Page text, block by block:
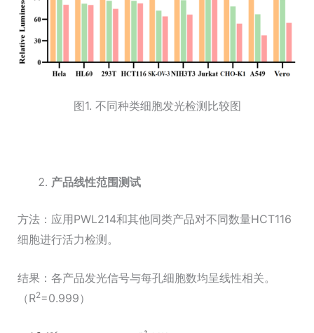
图1. 不同种类细胞发光检测比较图
产品线性范围测试
方法：应用PWL214和其他同类产品对不同数量HCT116
细胞进行活力检测。
结果：各产品发光信号与每孔细胞数均呈线性相关。
（R2=0.999）